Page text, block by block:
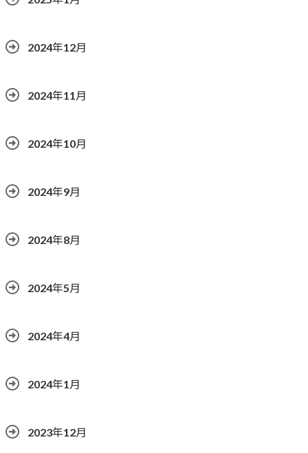
2024年12月
2024年11月
2024年10月
2024年9月
2024年8月
2024年5月
2024年4月
2024年1月
2023年12月